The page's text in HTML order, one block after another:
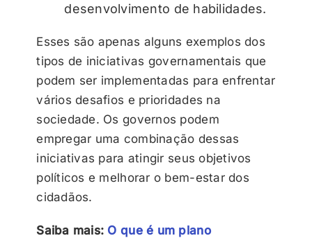
desenvolvimento de habilidades.
Esses são apenas alguns exemplos dos
tipos de iniciativas governamentais que
podem ser implementadas para enfrentar
vários desafios e prioridades na
sociedade. Os governos podem
empregar uma combinação dessas
iniciativas para atingir seus objetivos
políticos e melhorar o bem-estar dos
cidadãos.
Saiba mais: O que é um plano